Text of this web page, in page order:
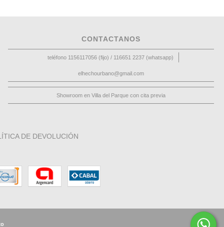
CONTACTANOS
teléfono 1156117056 (fijo) / 116651 2237 (whatsapp)
elhechourbano@gmail.com
Showroom en Villa del Parque con cita previa
DE DEVOLUCIÓN